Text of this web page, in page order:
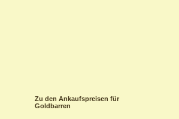
Zu den Ankaufspreisen für
Goldbarren